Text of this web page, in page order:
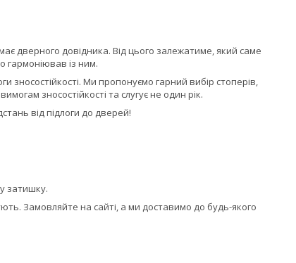
дверного довідника. Від цього залежатиме, який саме
гармоніював із ним.
зносостійкості. Ми пропонуємо гарний вибір стоперів,
зносостійкості та слугує не один рік.
від підлоги до дверей!
затишку.
Замовляйте на сайті, а ми доставимо до будь-якого